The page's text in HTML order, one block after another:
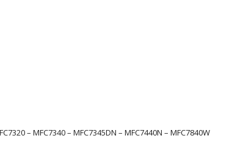
– MFC7340 – MFC7345DN – MFC7440N – MFC7840W